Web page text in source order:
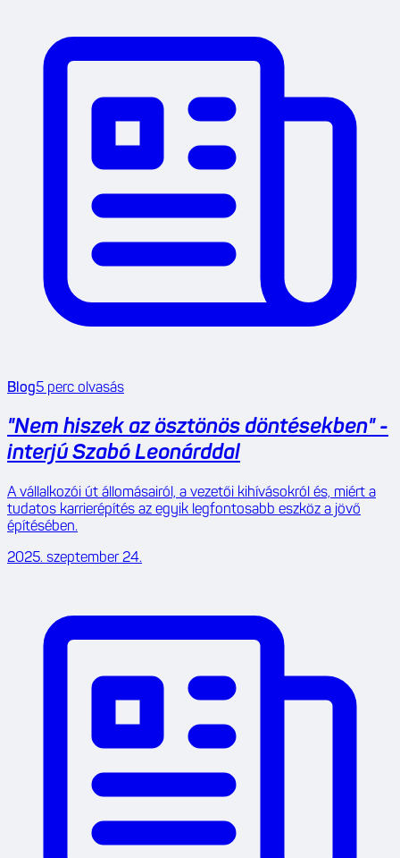
Blog5 perc olvasás
"Nem hiszek az ösztönös döntésekben" -
interjú Szabó Leonárddal
A vállalkozói út állomásairól, a vezetői kihívásokról és, miért a
tudatos karrierépítés az egyik legfontosabb eszköz a jövő
építésében.
2025. szeptember 24.